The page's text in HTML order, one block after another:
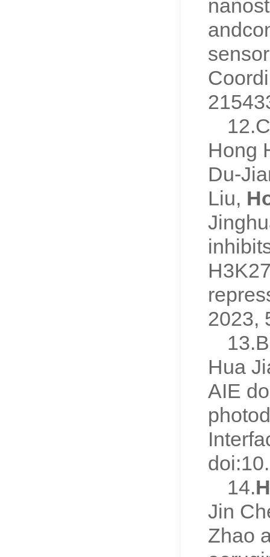
Hong
Du-
Liu,
2023,
Hua
AIE
14.
Jin
Zhao